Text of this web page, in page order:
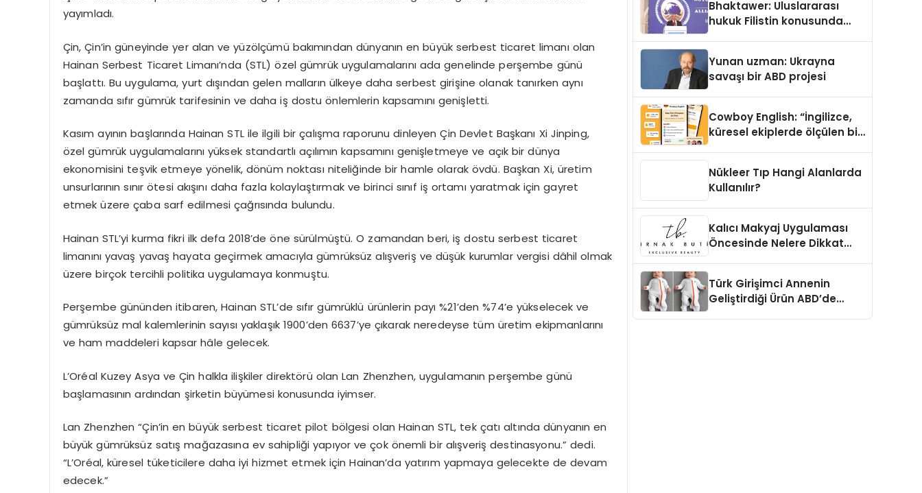
yayımladı.
Çin, Çin’in güneyinde yer alan ve yüzölçümü bakımından dünyanın en büyük serbest ticaret limanı olan
Hainan Serbest Ticaret Limanı’nda (STL) özel gümrük uygulamalarını ada genelinde perşembe günü
başlattı. Bu uygulama, yurt dışından gelen malların ülkeye daha serbest girişine olanak tanırken aynı
zamanda sıfır gümrük tarifesinin ve daha iş dostu önlemlerin kapsamını genişletti.
Kasım ayının başlarında Hainan STL ile ilgili bir çalışma raporunu dinleyen Çin Devlet Başkanı Xi Jinping,
özel gümrük uygulamalarını yüksek standartlı açılımın kapsamını genişletmeye ve açık bir dünya
ekonomisini teşvik etmeye yönelik, dönüm noktası niteliğinde bir hamle olarak övdü. Başkan Xi, üretim
unsurlarının sınır ötesi akışını daha fazla kolaylaştırmak ve birinci sınıf iş ortamı yaratmak için gayret
etmek üzere çaba sarf edilmesi çağrısında bulundu.
Hainan STL’yi kurma fikri ilk defa 2018’de öne sürülmüştü. O zamandan beri, iş dostu serbest ticaret
limanını yavaş yavaş hayata geçirmek amacıyla gümrüksüz alışveriş ve düşük kurumlar vergisi dâhil olmak
üzere birçok tercihli politika uygulamaya konmuştu.
Perşembe gününden itibaren, Hainan STL’de sıfır gümrüklü ürünlerin payı %21’den %74’e yükselecek ve
gümrüksüz mal kalemlerinin sayısı yaklaşık 1900’den 6637’ye çıkarak neredeyse tüm üretim ekipmanlarını
ve ham maddeleri kapsar hâle gelecek.
L’Oréal Kuzey Asya ve Çin halkla ilişkiler direktörü olan Lan Zhenzhen, uygulamanın perşembe günü
başlamasının ardından şirketin büyümesi konusunda iyimser.
Lan Zhenzhen “Çin’in en büyük serbest ticaret pilot bölgesi olan Hainan STL, tek çatı altında dünyanın en
büyük gümrüksüz satış mağazasına ev sahipliği yapıyor ve çok önemli bir alışveriş destinasyonu.” dedi.
“L’Oréal, küresel tüketicilere daha iyi hizmet etmek için Hainan’da yatırım yapmaya gelecekte de devam
edecek.”
Sindirildiğini Ortaya Koydu
Bhaktawer: Uluslararası
hukuk Filistin konusunda
Yunan uzman: Ukrayna
savaşı bir ABD projesi
Cowboy English: “İngilizce,
küresel ekiplerde ölçülen bir
Nükleer Tıp Hangi Alanlarda
Kullanılır?
Kalıcı Makyaj Uygulaması
Öncesinde Nelere Dikkat
Türk Girişimci Annenin
Geliştirdiği Ürün ABD’de